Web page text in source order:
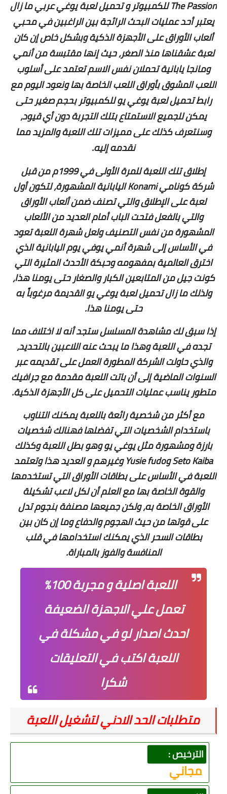
The Passion للكمبيوتر و تحميل لعبة يوغي عربي ما زال
يعتبر أحد عمليات البحث الرائجة بين الراغبين في محبي
ألعاب الأوراق على الأجهزة الذكية وبشكل خاص إن كان
لعبة عشقناها منذ الصغر، حيث إنها مقتبسة من أنمي
ومانجا يابانية تحملان نفس الاسم تعتمد على أسلوب
اللعب المشوق بأوراق اللعب الخاصة بها ونعود اليوم مع
رابط تحميل لعبة يوغي يو للكمبيوتر بحجم صغير حتى
يمكن للجميع الاستمتاع بتلك التجربة دون أي قيود،
وسنتعرف كذلك على مميزات تلك اللعبة والمزيد مما
نقدمه إليه.
إطلاق تلك اللعبة للمرة الأولى في 1999م من قبل
شركة كونامي Konami اليابانية المشهورة، لتكون أول
لعبة على الإطلاق والتي تصنف ضمن ألعاب الأوراق
والتي بالفعل فتحت الباب أمام العديد من الألعاب
المشهورة من نفس التصنيفولعل شهرة اللعبة تعود
في الأساس إلى شهرة أنمي يوفي يوم اليابانية الذي
اخترق العالمية بمفهومه وحبكة الأحدث المثيرة التي
كونت جيل من المتابعين الكبار والصغار حتى يومنا هذا،
ولذلك ما زال تحميل لعبة يوغي يو القديمة مرغوباً به
حتى يومنا هذا.
إذا سبق لك مشاهدة المسلسل ستجد أنه لا اختلاف مما
تجده في اللعبة وهذا ما يبحث عنه اللاعبين بالتحديد،
والذي حاولت الشركة المطورة العمل على تقديمه عبر
السنوات الماضية إلى أن باتت اللعبة مقدمة مع جرافيك
متطور يناسب عمليات التحميل على كل الأجهزة الذكية.
مع أكثر من شخصية رائعة باللعبة يمكنك التناوب
باستخدام الشخصيات التي تفضلها فهنالك شخصيات
بارزة ومشهورة مثل يوغي يو وهو بطل اللعبة وكذلك
Seto Kaiba وYusie fudo وغيرهم و العديد
هذا وتعتمد
اللعبة في الأساس على بطاقات الأوراق التي تستخدمها
والقوة الخاصة بها مع العلم أن لكل لاعب تشكيلة
الأوراق الخاصة به، ولكن جميعها مصنفة بنجوم تدل
على قوتها من حيث الهجوم والدفاع وما إن كان بين
بطاقات السحر الذي يمكنك استخدامها في قلب
المنافسة والفوز بالمباراة.
اللعبة اصلية و مجربة 100%
تعمل علي الاجهزة الضعيفة
احدث اصدار لو في مشكلة في
اللعبة اكتب في التعليقات
شكرا
متطلبات الحد الادني لتشغيل اللعبة
الترخيص :
مجاني